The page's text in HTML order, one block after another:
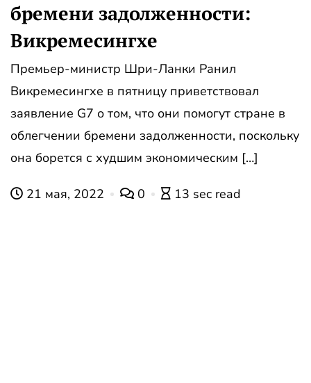
бремени задолженности:
Викремесингхе
Премьер-министр Шри-Ланки Ранил
Викремесингхе в пятницу приветствовал
заявление G7 о том, что они помогут стране в
облегчении бремени задолженности, поскольку
она борется с худшим экономическим […]
21 мая, 2022 0 13 sec read